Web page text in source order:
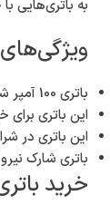
به باتری‌هایی با حداقل 50
ویژگی‌های باتری
باتری 100 آمپر شارک نیرو گستران خراسان دارای 14 ماه ضمانت و خدمات پس از فروش ی‌باشد.
این باتری برای
این باتری در شرایط سخت کاری
باتری شارک
خرید باتری 100 آمپر